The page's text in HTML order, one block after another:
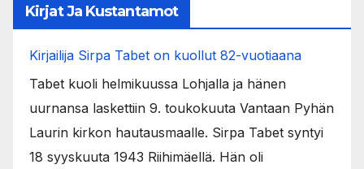
Kirjat Ja Kustantamot
Kirjailija Sirpa Tabet on kuollut 82-vuotiaana
Tabet kuoli helmikuussa Lohjalla ja hänen
uurnansa laskettiin 9. toukokuuta Vantaan Pyhän
Laurin kirkon hautausmaalle. Sirpa Tabet syntyi
18 syyskuuta 1943 Riihimäellä. Hän oli